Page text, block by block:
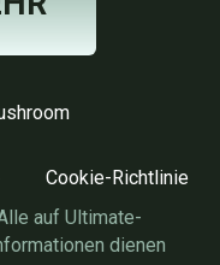
Cookie-Richtlinie
auf Ultimate-
dienen